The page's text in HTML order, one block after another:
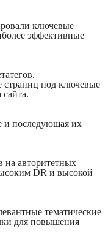
ключевые
эффективные
страниц под ключевые
сайта.
и последующая их
на авторитетных
DR и высокой
тематические
для повышения